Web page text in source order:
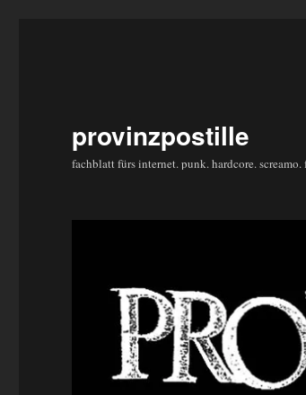
provinzpostille
fachblatt fürs internet. punk. hardcore. screamo.